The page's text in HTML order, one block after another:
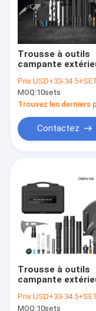
Trousse à outils
campante
survie
Prix:USD+33-
MOQ:10sets
Trouvez les derniers
Contactez
Trousse à outils
campante
Prix:USD+33-
MOQ:10sets